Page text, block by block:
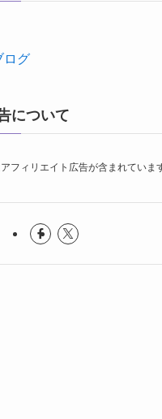
ログ
について
フィリエイト広告が含まれていま